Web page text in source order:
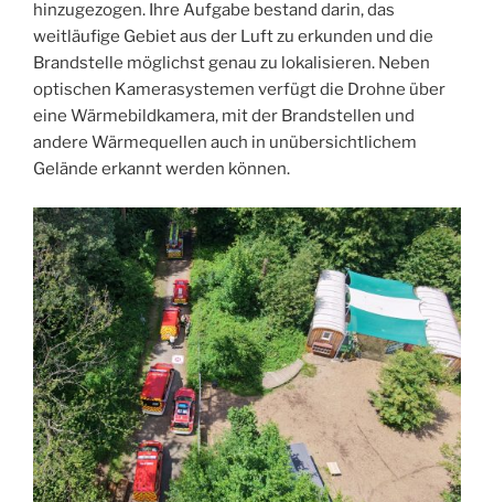
hinzugezogen. Ihre Aufgabe bestand darin, das
weitläufige Gebiet aus der Luft zu erkunden und die
Brandstelle möglichst genau zu lokalisieren. Neben
optischen Kamerasystemen verfügt die Drohne über
eine Wärmebildkamera, mit der Brandstellen und
andere Wärmequellen auch in unübersichtlichem
Gelände erkannt werden können.